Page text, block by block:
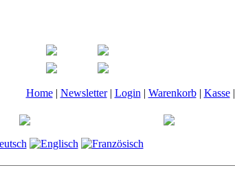
Home| Newsletter| Login | Warenkorb| Kasse|